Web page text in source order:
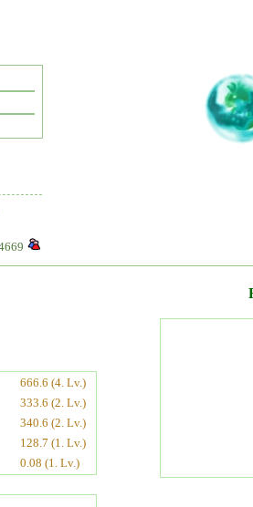
666.6 (4. Lv.)
333.6 (2. Lv.)
340.6 (2. Lv.)
128.7 (1. Lv.)
0.08 (1. Lv.)